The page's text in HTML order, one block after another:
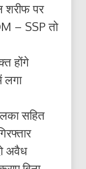
शरीफ पर
– SSP तो
होंगे
लगा
सहित
अवैध